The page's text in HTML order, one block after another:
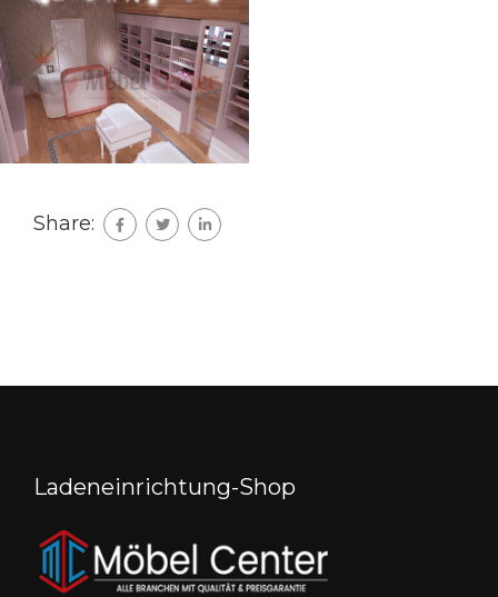
Share:
Ladeneinrichtung-Shop